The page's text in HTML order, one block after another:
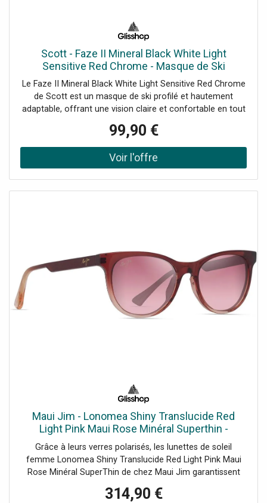
Scott - Faze II Mineral Black White Light
Sensitive Red Chrome - Masque de Ski
Le Faze II Mineral Black White Light Sensitive Red Chrome
de Scott est un masque de ski profilé et hautement
adaptable, offrant une vision claire et confortable en tout
99,90 €
Maui Jim - Lonomea Shiny Translucide Red
Light Pink Maui Rose Minéral Superthin -
Lunettes de soleil
Grâce à leurs verres polarisés, les lunettes de soleil
femme Lonomea Shiny Translucide Red Light Pink Maui
Rose Minéral SuperThin de chez Maui Jim garantissent
314,90 €